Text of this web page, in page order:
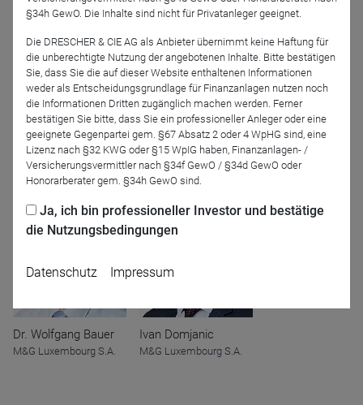
Strategien für das Jahr 2023heraus.
Die Veranstaltung ist auf Deutsch.
Für die Teilnahme erhalten Sieeinen CPD-Punkt. Sie
erhalten Ihre Teilnahmebescheinigung automatisch ein bis
zwei Tage nach der Veranstaltung
Referenten
Dr. Wolfgang Bauer
M&G Luxembourg S.A.
Ivan Domjanic
M&G Luxembourg S.A.
§34h GewO. Die Inhalte sind nicht für Privatanleger geeignet.
Die DRESCHER & CIE AG als Anbieter übernimmt keine Haftung für
die unberechtigte Nutzung der angebotenen Inhalte. Bitte bestätigen
Sie, dass Sie die auf dieser Website enthaltenen Informationen
weder als Entscheidungsgrundlage für Finanzanlagen nutzen noch
die Informationen Dritten zugänglich machen werden. Ferner
bestätigen Sie bitte, dass Sie ein professioneller Anleger oder eine
geeignete Gegenpartei gem. §67 Absatz 2 oder 4 WpHG sind, eine
Lizenz nach §32 KWG oder §15 WpIG haben, Finanzanlagen- /
Versicherungsvermittler nach §34f GewO / §34d GewO oder
Honorarberater gem. §34h GewO sind.
Ja, ich bin professioneller Investor und bestätige
die Nutzungsbedingungen
Datenschutz Impressum